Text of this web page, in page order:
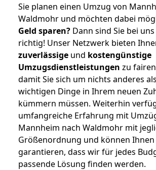
Sie planen einen Umzug von
Waldmohr und möchten dabei
Geld sparen? Dann sind Sie bei
richtig! Unser Netzwerk bieten
zuverlässige und kostengünstige
Umzugsdienstleistungen zu
damit Sie sich um nichts anderes
wichtigen Dinge in Ihrem neuen
kümmern müssen. Weiterhin
umfangreiche Erfahrung mit
Mannheim nach Waldmohr mit
Größenordnung und können
garantieren, dass wir für jedes
passende Lösung finden werden.